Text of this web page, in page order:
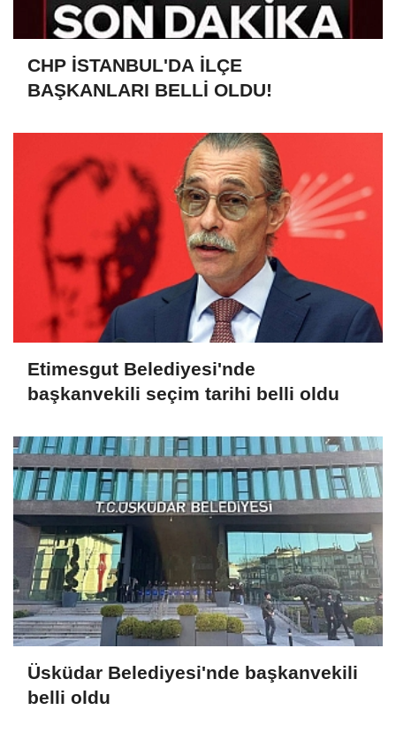
CHP İSTANBUL'DA İLÇE
BAŞKANLARI BELLİ OLDU!
Etimesgut Belediyesi'nde
başkanvekili seçim tarihi belli oldu
Üsküdar Belediyesi'nde başkanvekili
belli oldu